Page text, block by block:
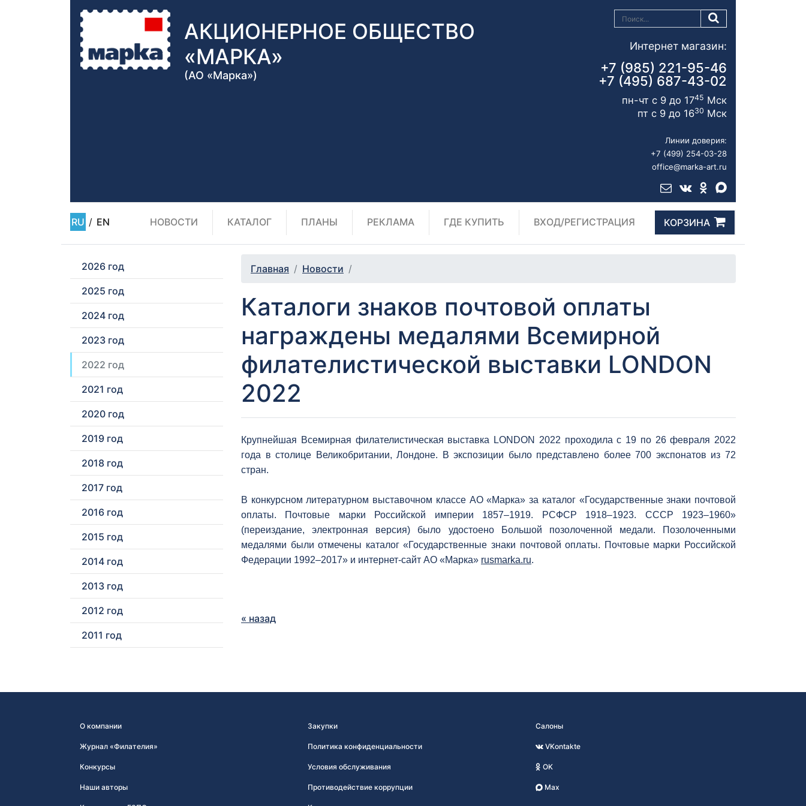
АКЦИОНЕРНОЕ ОБЩЕСТВО
«МАРКА»
(АО «Марка»)
Интернет магазин:
+7 (985) 221-95-46
+7 (495) 687-43-02
пн-чт с 9 до 1745 Мск
пт с 9 до 1630 Мск
Линии доверия:
+7 (499) 254-03-28
office@marka-art.ru
RU / EN НОВОСТИ КАТАЛОГ ПЛАНЫ РЕКЛАМА ГДЕ КУПИТЬ ВХОД/РЕГИСТРАЦИЯ КОРЗИНА
2026 год
2025 год
2024 год
2023 год
2022 год
2021 год
2020 год
2019 год
2018 год
2017 год
2016 год
2015 год
2014 год
2013 год
2012 год
2011 год
Главная Новости
Каталоги знаков почтовой оплаты
награждены медалями Всемирной
филателистической выставки LONDON
2022
Крупнейшая Всемирная филателистическая выставка LONDON 2022 проходила с 19 по 26 февраля 2022
года в столице Великобритании, Лондоне. В экспозиции было представлено более 700 экспонатов из 72
стран.
В конкурсном литературном выставочном классе АО «Марка» за каталог «Государственные знаки почтовой
оплаты. Почтовые марки Российской империи 1857–1919. РСФСР 1918–1923. СССР 1923–1960»
(переиздание, электронная версия) было удостоено Большой позолоченной медали. Позолоченными
медалями были отмечены каталог «Государственные знаки почтовой оплаты. Почтовые марки Российской
Федерации 1992–2017» и интернет-сайт АО «Марка» rusmarka.ru.
« назад
О компании
Журнал «Филателия»
Конкурсы
Наши авторы
Закупки
Политика конфиденциальности
Условия обслуживания
Противодействие коррупции
Салоны
VKontakte
OK
Max